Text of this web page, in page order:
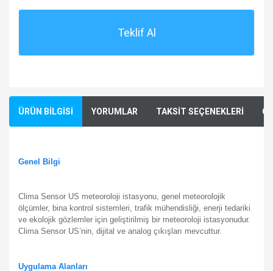
Teklif Al
ÜRÜN BİLGİSİ YORUMLAR TAKSİT SEÇENEKLERİ
Genel Bilgi
Clima Sensor US meteoroloji istasyonu, genel meteorolojik
ölçümler, bina kontrol sistemleri, trafik mühendisliği, enerji tedariki
ve ekolojik gözlemler için geliştirilmiş bir meteoroloji istasyonudur.
Clima Sensor US’nin, dijital ve analog çıkışları mevcuttur.
Uygulama Alanları